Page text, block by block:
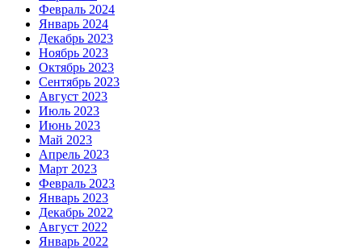
Февраль 2024
Январь 2024
Декабрь 2023
Ноябрь 2023
Октябрь 2023
Сентябрь 2023
Август 2023
Июль 2023
Июнь 2023
Май 2023
Апрель 2023
Март 2023
Февраль 2023
Январь 2023
Декабрь 2022
Август 2022
Январь 2022